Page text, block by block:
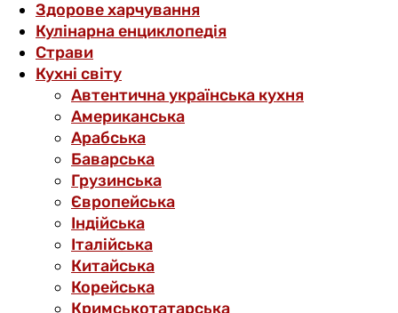
Здорове харчування
Кулінарна енциклопедія
Страви
Кухні світу
Автентична українська кухня
Американська
Арабська
Баварська
Грузинська
Європейська
Індійська
Італійська
Китайська
Корейська
Кримськотатарська